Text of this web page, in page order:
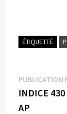
ÉTIQUETTÉ
de
PUBLICATION
INDICE
AP